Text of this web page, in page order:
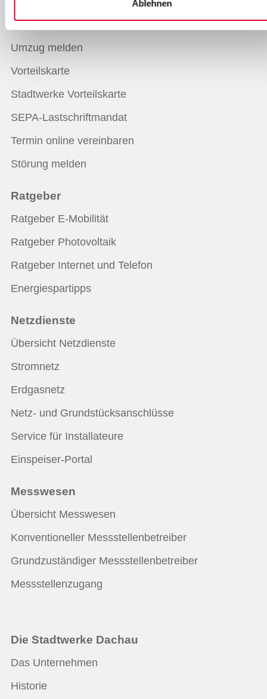
Ablehnen
Einspeiser-Portal
Umzug melden
Vorteilskarte
Stadtwerke Vorteilskarte
SEPA-Lastschriftmandat
Termin online vereinbaren
Störung melden
Ratgeber
Ratgeber E-Mobilität
Ratgeber Photovoltaik
Ratgeber Internet und Telefon
Energiespartipps
Netzdienste
Übersicht Netzdienste
Stromnetz
Erdgasnetz
Netz- und Grundstücksanschlüsse
Service für Installateure
Einspeiser-Portal
Messwesen
Übersicht Messwesen
Konventioneller Messstellenbetreiber
Grundzuständiger Messstellenbetreiber
Messstellenzugang
Die Stadtwerke Dachau
Das Unternehmen
Historie